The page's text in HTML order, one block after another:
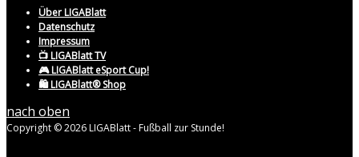
Über LIGABlatt
Datenschutz
Impressum
📺 LIGABlatt TV
🎮 LIGABlatt eSport Cup!
🛍️ LIGABlatt® Shop
nach oben
Copyright © 2026 LIGABlatt - Fußball zur Stunde!